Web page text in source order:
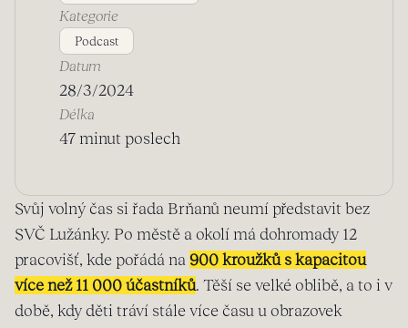
Kategorie
Podcast
Datum
28/3/2024
Délka
47 minut poslech
Svůj volný čas si řada Brňanů neumí představit bez
SVČ Lužánky. Po městě a okolí má dohromady 12
pracovišť, kde pořádá na 900 kroužků s kapacitou
více než 11 000 účastníků. Těší se velké oblibě, a to i v
době, kdy děti tráví stále více času u obrazovek